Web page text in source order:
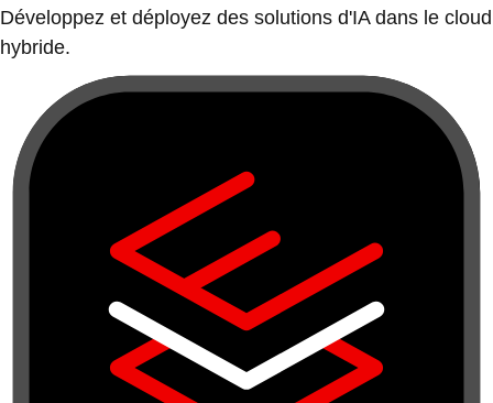
Développez et déployez des solutions d'IA dans le cloud
hybride.